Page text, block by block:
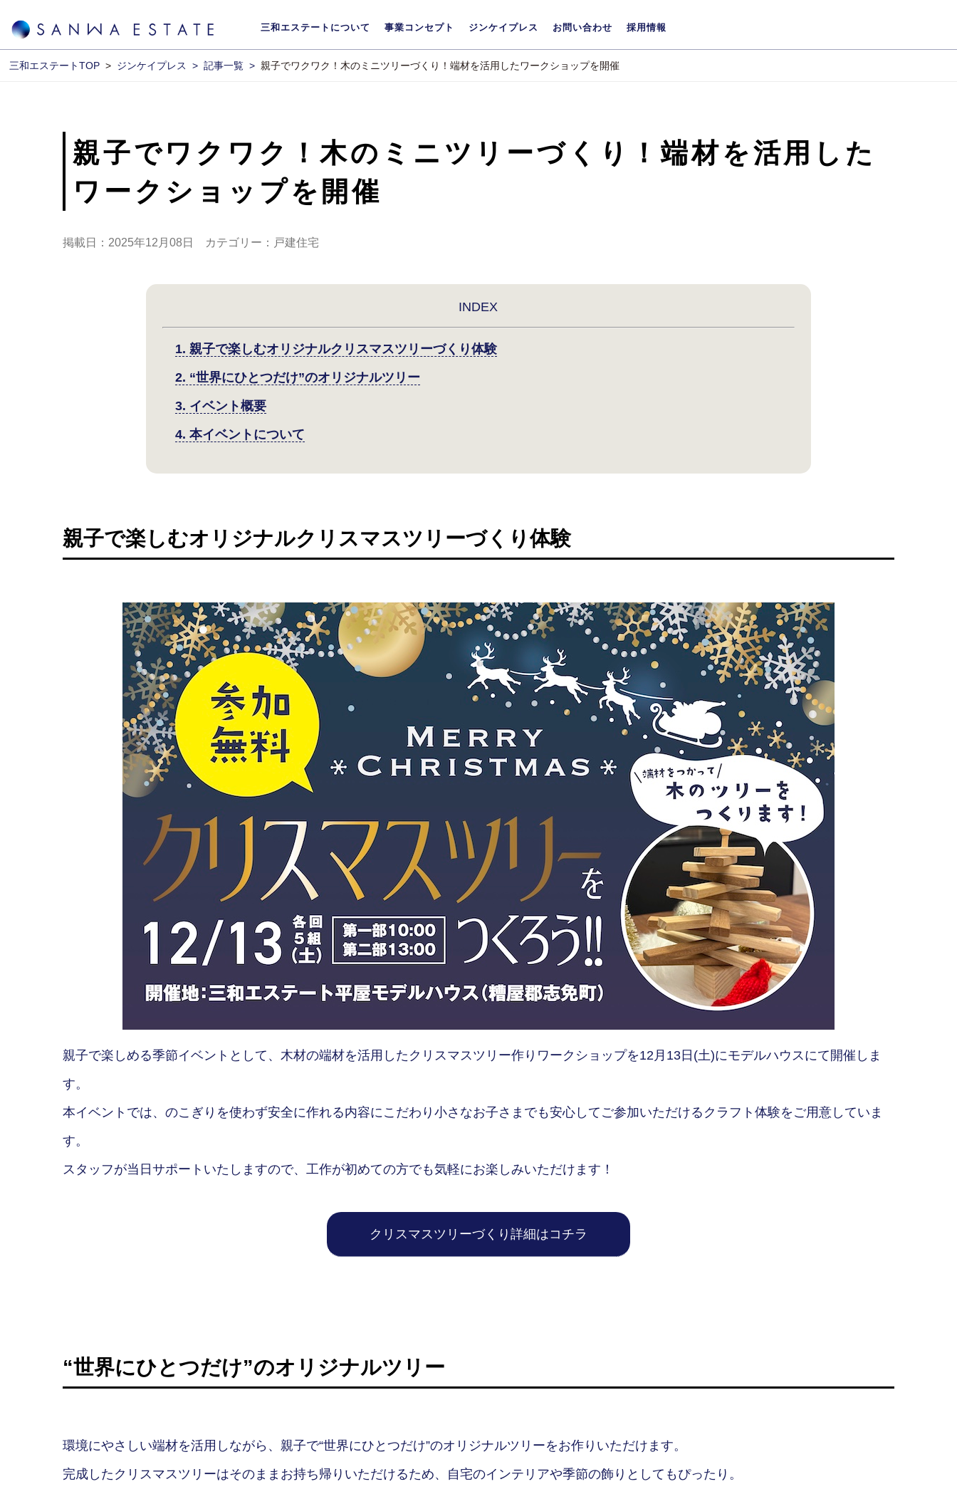
三和エステートについて 事業コンセプト ジンケイプレス お問い合わせ 採用情報
三和エステートTOP > ジンケイプレス > 記事一覧 > 親子でワクワク！木のミニツリーづくり！端材を活用したワークショップを開催
親子でワクワク！木のミニツリーづくり！端材を活用した
ワークショップを開催
掲載日：2025年12月08日 カテゴリー：戸建住宅
INDEX
1. 親子で楽しむオリジナルクリスマスツリーづくり体験
2. “世界にひとつだけ”のオリジナルツリー
3. イベント概要
4. 本イベントについて
親子で楽しむオリジナルクリスマスツリーづくり体験
親子で楽しめる季節イベントとして、木材の端材を活用したクリスマスツリー作りワークショップを12月13日(土)にモデルハウスにて開催しま
す。
本イベントでは、のこぎりを使わず安全に作れる内容にこだわり小さなお子さまでも安心してご参加いただけるクラフト体験をご用意していま
す。
スタッフが当日サポートいたしますので、工作が初めての方でも気軽にお楽しみいただけます！
クリスマスツリーづくり詳細はコチラ
“世界にひとつだけ”のオリジナルツリー
環境にやさしい端材を活用しながら、親子で“世界にひとつだけ”のオリジナルツリーをお作りいただけます。
完成したクリスマスツリーはそのままお持ち帰りいただけるため、自宅のインテリアや季節の飾りとしてもぴったり。